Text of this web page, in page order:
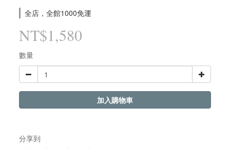
全店，全館1000免運
NT$1,580
數量
加入購物車
分享到